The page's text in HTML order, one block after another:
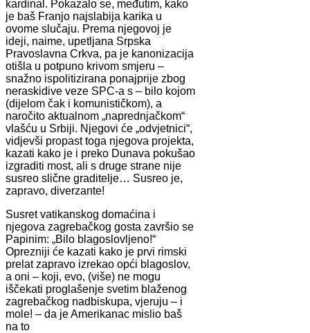
kardinal. Pokazalo se, međutim, kako
je baš Franjo najslabija karika u
ovome slučaju. Prema njegovoj je
ideji, naime, upetljana Srpska
Pravoslavna Crkva, pa je kanonizacija
otišla u potpuno krivom smjeru –
snažno ispolitizirana ponajprije zbog
neraskidive veze SPC-a s – bilo kojom
(dijelom čak i komunističkom), a
naročito aktualnom „naprednjačkom“
vlašću u Srbiji. Njegovi će „odvjetnici“,
vidjevši propast toga njegova projekta,
kazati kako je i preko Dunava pokušao
izgraditi most, ali s druge strane nije
susreo slične graditelje… Susreo je,
zapravo, diverzante!
Susret vatikanskog domaćina i
njegova zagrebačkog gosta završio se
Papinim: „Bilo blagoslovljeno!“
Oprezniji će kazati kako je prvi rimski
prelat zapravo izrekao opći blagoslov,
a oni – koji, evo, (više) ne mogu
iščekati proglašenje svetim blaženog
zagrebačkog nadbiskupa, vjeruju – i
mole! – da je Amerikanac mislio baš
na to